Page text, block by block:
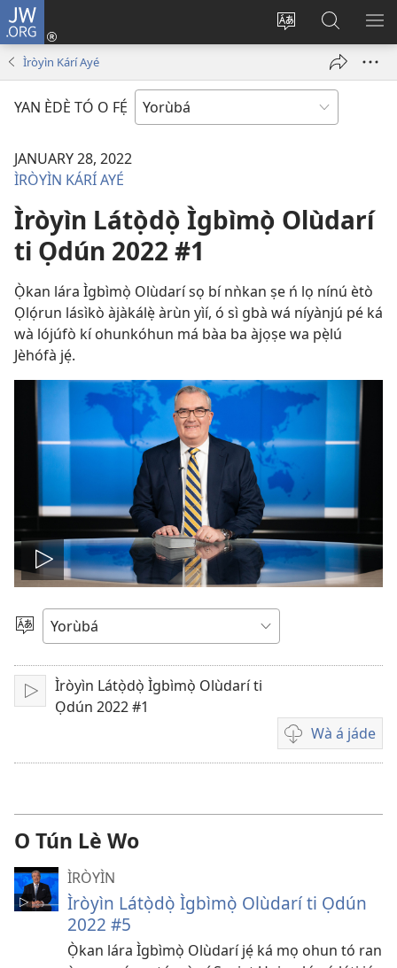
JW.ORG
Yí
pa
Wọlé
(opens
Wa
JW.ORG
Ìròyìn Kárí Ayé
YAN ÈDÈ TÓ O FẸ́
JANUARY 28, 2022
ÌRÒYÌN KÁRÍ AYÉ
Ìròyìn Látọ̀dọ̀ Ìgbìmọ̀ Olùdarí
ti Ọdún 2022 #1
Ọ̀kan lára Ìgbìmọ̀ Olùdarí sọ bí nǹkan ṣe ń lọ nínú ètò
Ọlọ́run lásìkò àjàkálẹ̀ àrùn yìí, ó sì gbà wá níyànjú pé ká
wà lójúfò kí ohunkóhun má bàa ba àjọṣe wa pẹ̀lú
Jèhófà jẹ́.
Play
video
Yan
Tẹ̀
Ìròyìn Látọ̀dọ̀ Ìgbìmọ̀ Olùdarí ti
Ọdún 2022 #1
Wà á jáde
Wa
fídíò
O Tún Lè Wo
ÌRÒYÌN
Ìròyìn Látọ̀dọ̀ Ìgbìmọ̀ Olùdarí ti Ọdún
2022 #5
Ọ̀kan lára Ìgbìmọ̀ Olùdarí jẹ́ ká mọ ohun tó ran